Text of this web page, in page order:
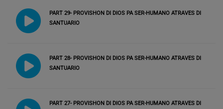
PART 29- PROVISHON DI DIOS PA SER-HUMANO ATRAVES DI
SANTUARIO
PART 28- PROVISHON DI DIOS PA SER-HUMANO ATRAVES DI
SANTUARIO
PART 27- PROVISHON DI DIOS PA SER-HUMANO ATRAVES DI